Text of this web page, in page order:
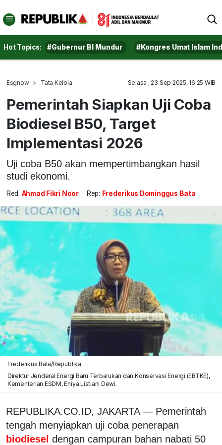
Hot Topics: #Gubernur BI Mundur #Kongres Umat Islam
Esgnow Tata Kelola Selasa , 23 Sep 2025, 16:25 WIB
Pemerintah Siapkan Uji Coba
Biodiesel B50, Target
Implementasi 2026
Uji coba B50 akan mempertimbangkan hasil
studi ekonomi.
Red: Ahmad Fikri Noor Rep: Frederikus Dominggus Bata
Frederikus Bata/Republika
Direktur Jenderal Energi Baru Terbarukan dan Konservasi Energi (EBTKE),
Kementerian ESDM, Eniya Listiani Dewi.
REPUBLIKA.CO.ID, JAKARTA — Pemerintah
tengah menyiapkan uji coba penerapan
biodiesel dengan campuran bahan nabati 50